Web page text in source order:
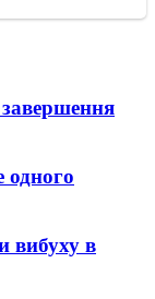
одного
вибуху в